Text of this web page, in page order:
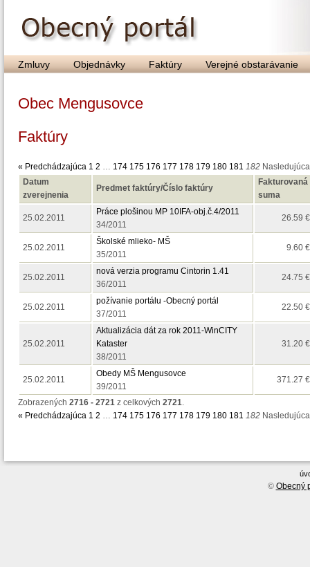
Zmluvy Objednávky Faktúry Verejné obstarávanie
Obec Mengusovce
Faktúry
« Predchádzajúca 1 2 … 174 175 176 177 178 179 180 181 182
Datum
zverejnenia
Predmet faktúry/Číslo faktúry
Fakturovaná
suma
25.02.2011
Práce plošinou MP 10IFA-obj.č.4/2011
34/2011
26.59 €
25.02.2011
Školské mlieko- MŠ
35/2011
9.60 €
25.02.2011
nová verzia programu Cintorin 1.41
36/2011
24.75 €
25.02.2011
požívanie portálu -Obecný portál
37/2011
22.50 €
25.02.2011
Aktualizácia dát za rok 2011-WinCITY
Kataster
38/2011
31.20 €
25.02.2011
Obedy MŠ Mengusovce
39/2011
371.27 €
Zobrazených 2716 - 2721 z celkových 2721.
« Predchádzajúca 1 2 … 174 175 176 177 178 179 180 181 182
© Obecný